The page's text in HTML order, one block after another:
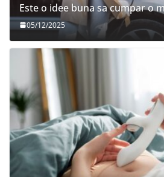
Este o idee buna sa cumpar o
05/12/2025